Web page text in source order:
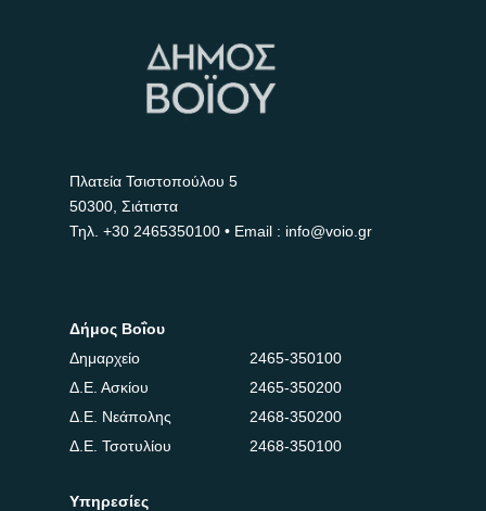
Πλατεία Τσιστοπούλου 5
50300, Σιάτιστα
Τηλ. +30 2465350100 • Email : info@voio.gr
Δήμος Βοΐου
Δημαρχείο
2465-350100
Δ.Ε. Ασκίου
2465-350200
Δ.Ε. Νεάπολης
2468-350200
Δ.Ε. Τσοτυλίου
2468-350100
Υπηρεσίες